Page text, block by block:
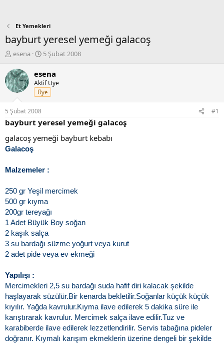
Et Yemekleri
bayburt yeresel yemeği galacoş
K
n
b
u
y
u
b
a
ş
l
a
a
esena
B
ş
l
a
n
ı
ç
a
h
5 Şubat 2008
esena
Aktif Üye
Üye
5 Şubat 2008 #1
bayburt yeresel yemeği galacoş
galacoş yemeği bayburt kebabı
Galacoş
Malzemeler :
250 gr Yeşil mercimek
500 gr kıyma
200gr tereyağı
1 Adet Büyük Boy soğan
2 kaşık salça
3 su bardağı süzme yoğurt veya kurut
2 adet pide veya ev ekmeği
Yapılışı :
Mercimekleri 2,5 su bardağı suda hafif diri kalacak şekilde
haşlayarak süzülür.Bir kenarda bekletilir.Soğanlar küçük küçük
kıyılır. Yağda kavrulur.Kıyma ilave edilerek 5 dakika süre ile
karıştırarak kavrulur. Mercimek salça ilave edilir.Tuz ve
karabiberde ilave edilerek lezzetlendirilir. Servis tabağına pideler
doğranır. Kıymalı karışım ekmeklerin üzerine dengeli bir şekilde